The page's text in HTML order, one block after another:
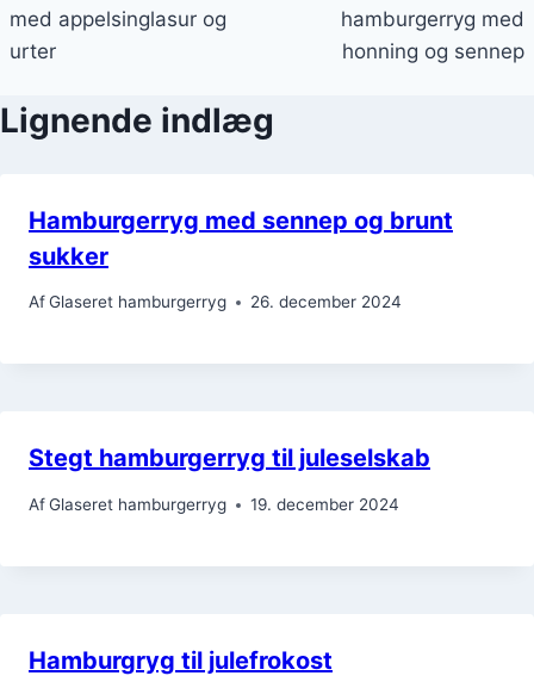
med appelsinglasur og
urter
hamburgerryg med
honning og sennep
Lignende indlæg
Hamburgerryg med sennep og brunt
sukker
AfGlaseret hamburgerryg 26. december 2024
Stegt hamburgerryg til juleselskab
AfGlaseret hamburgerryg 19. december 2024
Hamburgryg til julefrokost